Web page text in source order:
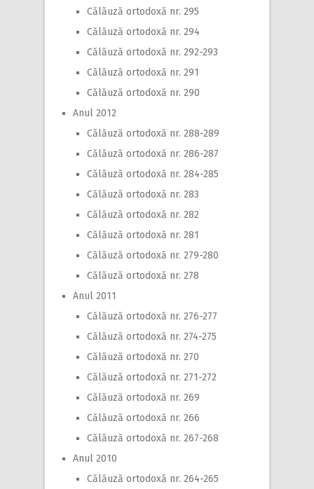
Călăuză ortodoxă nr. 295
Călăuză ortodoxă nr. 294
Călăuză ortodoxă nr. 292-293
Călăuză ortodoxă nr. 291
Călăuză ortodoxă nr. 290
Anul 2012
Călăuză ortodoxă nr. 288-289
Călăuză ortodoxă nr. 286-287
Călăuză ortodoxă nr. 284-285
Călăuză ortodoxă nr. 283
Călăuză ortodoxă nr. 282
Călăuză ortodoxă nr. 281
Călăuză ortodoxă nr. 279-280
Călăuză ortodoxă nr. 278
Anul 2011
Călăuză ortodoxă nr. 276-277
Călăuză ortodoxă nr. 274-275
Călăuză ortodoxă nr. 270
Călăuză ortodoxă nr. 271-272
Călăuză ortodoxă nr. 269
Călăuză ortodoxă nr. 266
Călăuză ortodoxă nr. 267-268
Anul 2010
Călăuză ortodoxă nr. 264-265